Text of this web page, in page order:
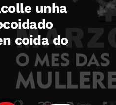
unha
coida do